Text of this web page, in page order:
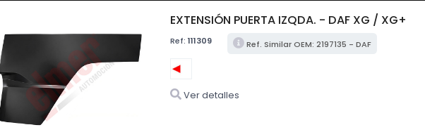
EXTENSIÓN PUERTA IZQDA. - DAF XG / XG+
Ref:111309 Ref. Similar OEM: 2197135 - DAF
Ver detalles